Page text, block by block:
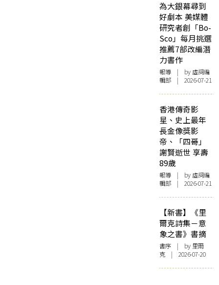
為大銀幕尋到
好劇本 美媒體
研究者創「Bo-
Sco」每月挑選
推薦7部改編潛
力書作
報導 | by 虛詞編
輯部 | 2026-07-21
香港傳奇影
星、史上最年
長金像獎影
帝、「四哥」
謝賢逝世 享壽
89歲
報導 | by 虛詞編
輯部 | 2026-07-21
【新書】《里
爾克詩集－意
象之書》書摘
書序 | by 里爾
克 | 2026-07-20